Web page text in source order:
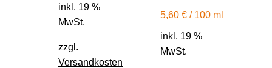
inkl. 19 %
MwSt.
zzgl.
Versandkosten
5,60 € / 100 ml
inkl. 19 %
MwSt.